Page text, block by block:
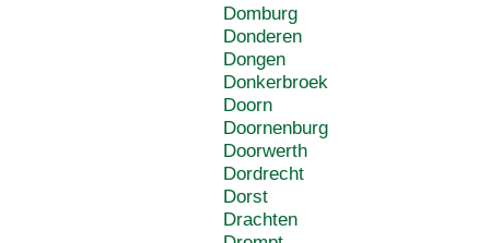
Domburg
Donderen
Dongen
Donkerbroek
Doorn
Doornenburg
Doorwerth
Dordrecht
Dorst
Drachten